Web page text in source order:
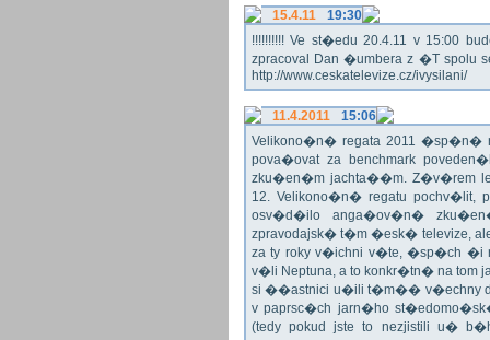
15.4.11
19:30
!!!!!!!!!! Ve st�edu 20.4.11 v 15:00
zpracoval Dan �umbera z �T spolu
http://www.ceskatelevize.cz/ivysilani/
11.4.2011
15:06
Velikono�n� regata 2011 �sp�n�
pova�ovat za benchmark
zku�en�m jachta��m. Z�v�rem
12. Velikono�n� regatu
osv�d�ilo anga�ov�n�
zpravodajsk� t�m �esk� televize,
za ty roky v�ichni v�te, �sp�ch
v�li Neptuna, a to konkr�tn� na tom
si ��astnici u�ili t�m�� v�echny
v paprsc�ch jarn�ho
(tedy pokud jste to nezjistili u�